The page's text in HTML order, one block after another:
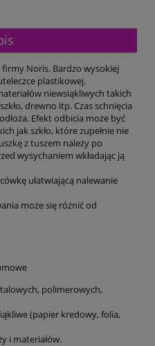
Noris. Bardzo wysokiej
plastikowej.
niewsiąkliwych takich
drewno itp. Czas schnięcia
Efekt odbicia może być
jak szkło, które zupełnie nie
z tuszem należy po
wysychaniem wkładając ją
ułatwiającą nalewanie
może się różnić od
polimerowych,
(papier kredowy, folia,
i materiałów.